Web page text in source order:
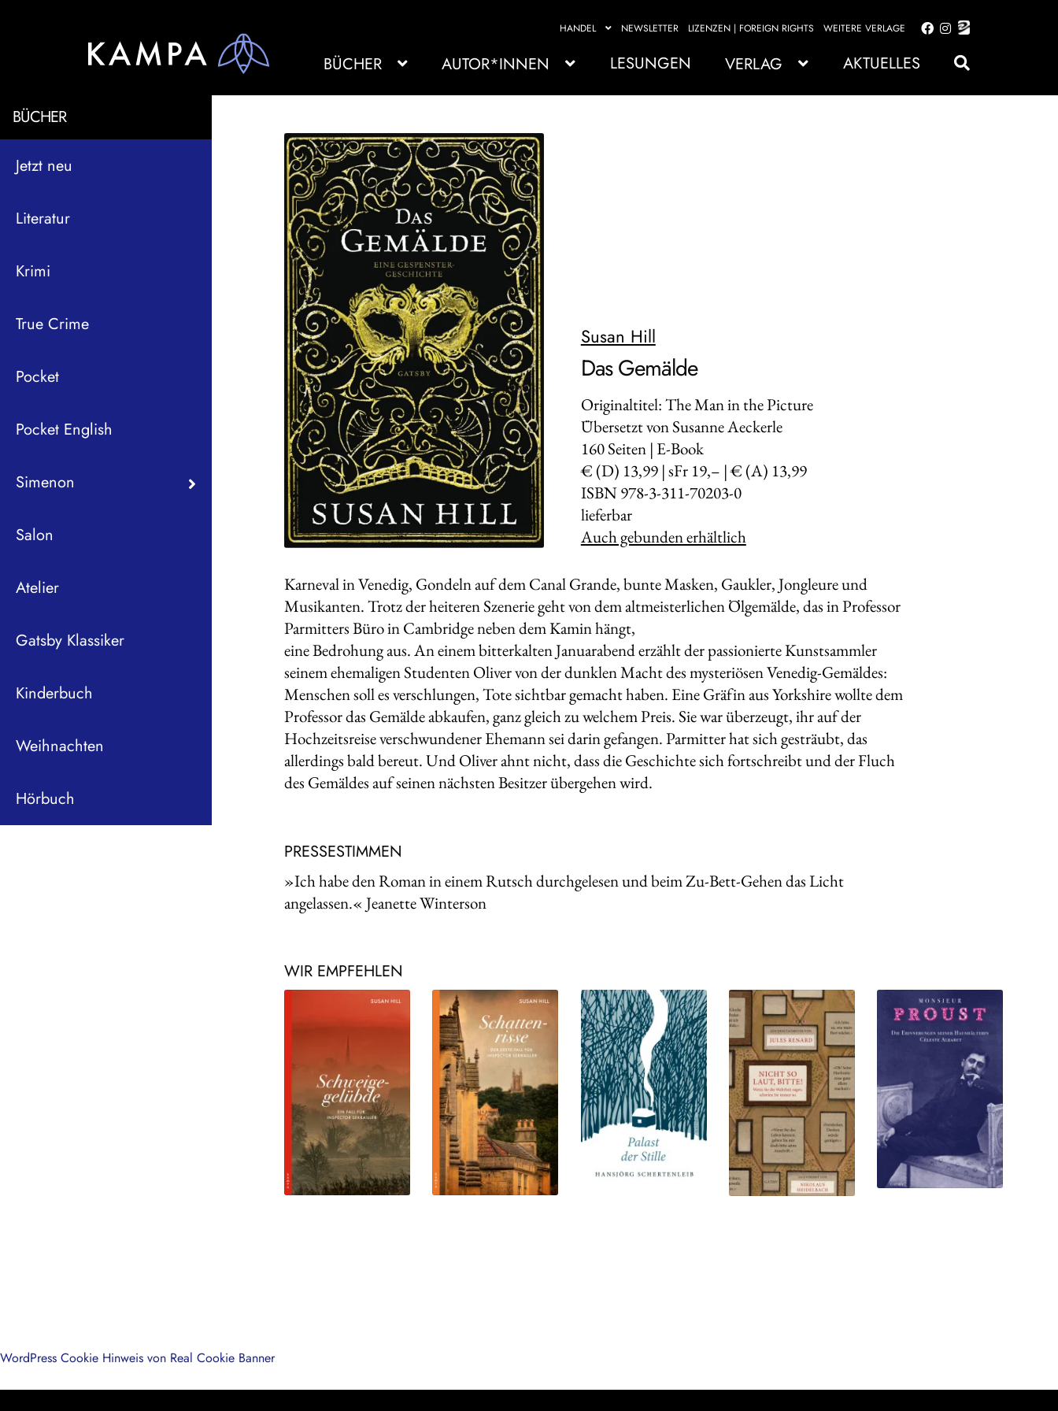
HANDEL NEWSLETTER LIZENZEN | FOREIGN RIGHTS WEITERE VERLAGE
Zur
springen
Zum
springen
BÜCHER AUTOR*INNEN LESUNGEN VERLAG AKTUELLES
BÜCHER
Jetzt neu
Literatur
Krimi
True Crime
Pocket
Pocket English
Simenon
Salon
Atelier
Gatsby Klassiker
Kinderbuch
Weihnachten
Hörbuch
Susan Hill
Das Gemälde
Originaltitel: The Man in the Picture
Übersetzt von Susanne Aeckerle
160Seiten | E-Book
€ (D) 13,99 | sFr 19,– | € (A) 13,99
ISBN 978-3-311-70203-0
lieferbar
Auch gebunden erhältlich
Karneval in Venedig, Gondeln auf dem Canal Grande, bunte Masken, Gaukler, Jongleure und
Musikanten. Trotz der heiteren Szenerie geht von dem altmeisterlichen Ölgemälde, das in Professor
Parmitters Büro in Cambridge neben dem Kamin hängt,
eine Bedrohung aus. An einem bitterkalten Januarabend erzählt der passionierte Kunstsammler
seinem ehemaligen Studenten Oliver von der dunklen Macht des mysteriösen Venedig-Gemäldes:
Menschen soll es verschlungen, Tote sichtbar gemacht haben. Eine Gräfin aus Yorkshire wollte dem
Professor das Gemälde abkaufen, ganz gleich zu welchem Preis. Sie war überzeugt, ihr auf der
Hochzeitsreise verschwundener Ehemann sei darin gefangen. Parmitter hat sich gesträubt, das
allerdings bald bereut. Und Oliver ahnt nicht, dass die Geschichte sich fortschreibt und der Fluch
des Gemäldes auf seinen nächsten Besitzer übergehen wird.
PRESSESTIMMEN
»Ich habe den Roman in einem Rutsch durchgelesen und beim Zu-Bett-Gehen das Licht
angelassen.« Jeanette Winterson
WIR EMPFEHLEN
WordPress Cookie Hinweis von Real Cookie Banner